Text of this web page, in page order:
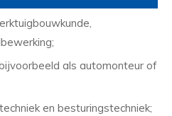
als automonteur of
en besturingstechniek;